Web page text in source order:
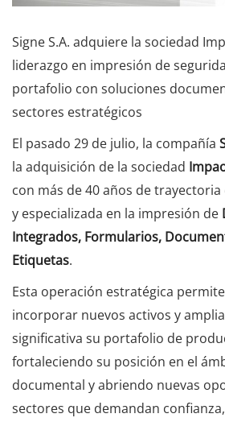
Signe S.A. adquiere la sociedad
liderazgo en impresión de
portafolio con soluciones
sectores estratégicos
El pasado 29 de julio, la compañía
la adquisición de la sociedad
con más de 40 años de
y especializada en la impresión de
Integrados, Formularios,
Etiquetas.
Esta operación estratégica permite
incorporar nuevos activos y
significativa su portafolio de
fortaleciendo su posición en el
documental y abriendo nuevas
sectores que demandan